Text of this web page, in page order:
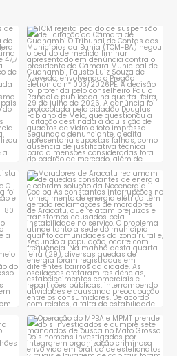
TCM rejeita pedido de
suspensão de licitação da...
1 0
Moradores de Aracatu
reclamam de quedas
constantes ...
1 0
Operação do MPBA e MPMT
prende dois investigados e...
1 0